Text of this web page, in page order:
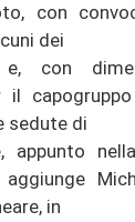
con
dei
e, con
il
sedute di
appunto
aggiunge
in